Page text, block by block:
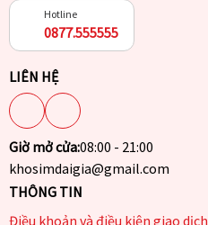
Hotline
0877.555555
LIÊN HỆ
Giờ mở cửa:08:00 - 21:00
khosimdaigia@gmail.com
THÔNG TIN
Điều khoản và điều kiện giao dịch